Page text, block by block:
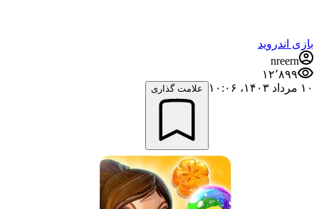
بازی اندروید
nreern
۱۲٬۸۹۹
۱۰ مرداد ۱۴۰۳،‏ ۱۰:۰۶
علامت گذاری